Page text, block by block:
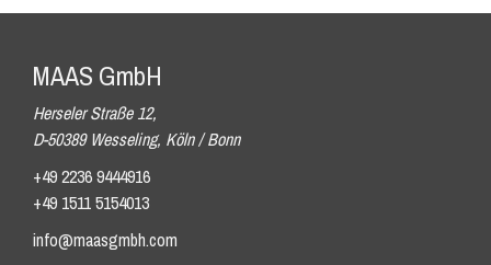
MAAS GmbH
Herseler Straße 12,
D-50389 Wesseling, Köln / Bonn
+49 2236 9444916
+49 1511 5154013
info@maasgmbh.com